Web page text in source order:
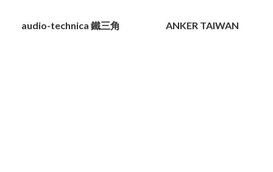
audio-technica 鐵三角 ANKER TAIWAN